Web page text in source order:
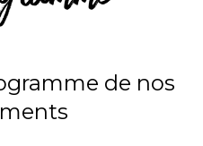
de nos